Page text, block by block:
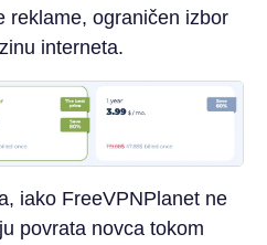
reklame, ograničen izbor
interneta.
iako FreeVPNPlanet ne
povrata novca tokom